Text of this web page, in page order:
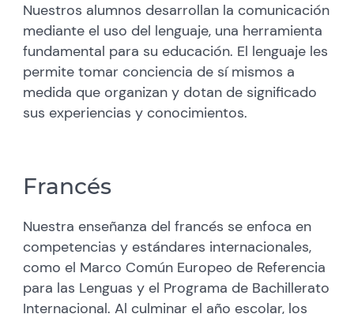
Nuestros alumnos desarrollan la comunicación
mediante el uso del lenguaje, una herramienta
fundamental para su educación. El lenguaje les
permite tomar conciencia de sí mismos a
medida que organizan y dotan de significado
sus experiencias y conocimientos.
Francés
Nuestra enseñanza del francés se enfoca en
competencias y estándares internacionales,
como el Marco Común Europeo de Referencia
para las Lenguas y el Programa de Bachillerato
Internacional. Al culminar el año escolar, los